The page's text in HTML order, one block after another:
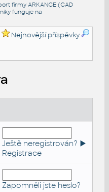
firmy ARKANCE (CAD
funguje na
Nejnovější příspěvky
Ještě neregistrován? ►
Registrace
Zapomněli jste heslo?